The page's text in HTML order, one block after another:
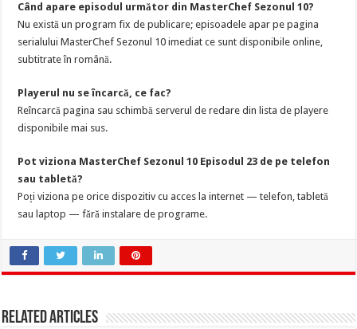
Când apare episodul următor din MasterChef Sezonul 10?
Nu există un program fix de publicare; episoadele apar pe pagina
serialului MasterChef Sezonul 10 imediat ce sunt disponibile online,
subtitrate în română.
Playerul nu se încarcă, ce fac?
Reîncarcă pagina sau schimbă serverul de redare din lista de playere
disponibile mai sus.
Pot viziona MasterChef Sezonul 10 Episodul 23 de pe telefon
sau tabletă?
Poți viziona pe orice dispozitiv cu acces la internet — telefon, tabletă
sau laptop — fără instalare de programe.
Related Articles